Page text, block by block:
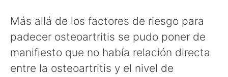
Más allá de los factores de riesgo para
padecer osteoartritis se pudo poner de
manifiesto que no había relación directa
entre la osteoartritis y el nivel de